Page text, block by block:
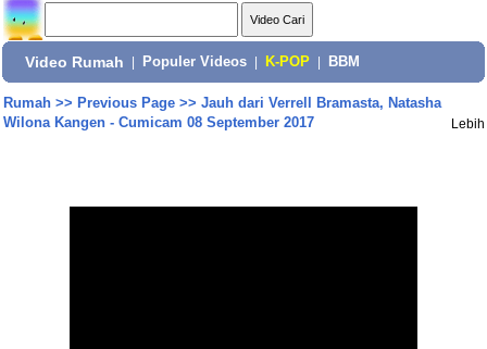
Video Rumah Populer Videos K-POP BBM
Rumah>> Previous Page>> Jauh dari Verrell Bramasta, Natasha
Wilona Kangen - Cumicam 08 September 2017
Lebih